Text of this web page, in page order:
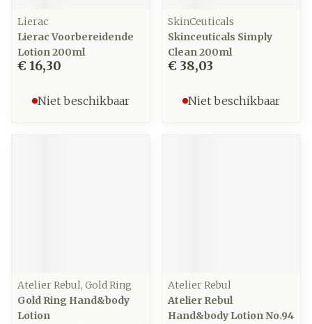
Lierac
Lierac Voorbereidende
Lotion 200ml
€ 16,30
Niet beschikbaar
SkinCeuticals
Skinceuticals Simply
Clean 200ml
€ 38,03
Niet beschikbaar
Atelier Rebul, Gold Ring
Gold Ring Hand&body
Lotion
Atelier Rebul
Atelier Rebul
Hand&body Lotion No.94